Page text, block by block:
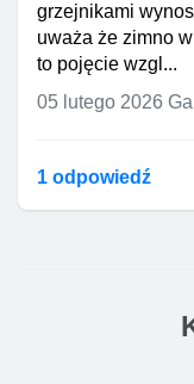
grzejnikami
uważa że zimno
to pojęcie wzgl...
05 lutego 2026
1 odpowiedź